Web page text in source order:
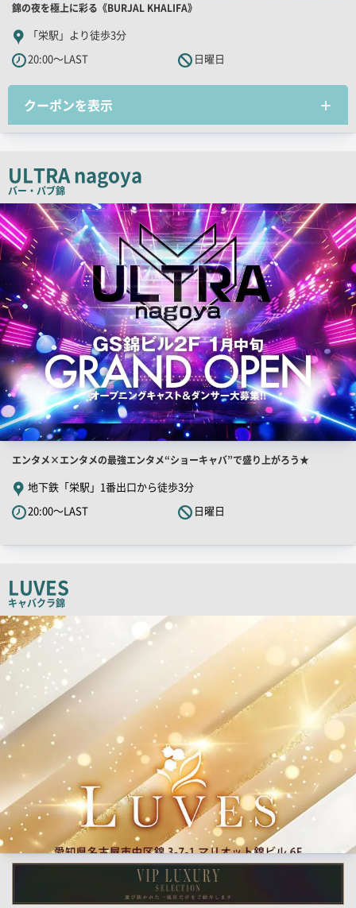
店
舗
PR
キ
ャ
チ
ー
錦の夜を極上に彩る《BURJAL KHALIFA》
「栄駅」より徒歩3分
20:00～LAST
日曜日
クーポンを表示
ULTRA nagoya
バー・パブ錦
検
索
結
果
一
覧
画
像
店
舗
PR
キ
コ
ピ
ー
エンタメ×エンタメの最強エンタメ“ショーキャバ”で盛り上がろう★
地下鉄「栄駅」1番出口から徒歩3分
20:00～LAST
日曜日
LUVES
キャバクラ錦
検
索
結
果
一
覧
像